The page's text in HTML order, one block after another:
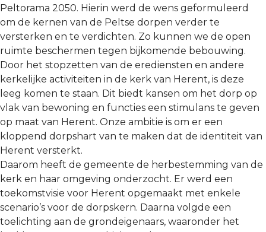
Peltorama 2050. Hierin werd de wens geformuleerd
om de kernen van de Peltse dorpen verder te
versterken en te verdichten. Zo kunnen we de open
ruimte beschermen tegen bijkomende bebouwing.
Door het stopzetten van de erediensten en andere
kerkelijke activiteiten in de kerk van Herent, is deze
leeg komen te staan. Dit biedt kansen om het dorp op
vlak van bewoning en functies een stimulans te geven
op maat van Herent. Onze ambitie is om er een
kloppend dorpshart van te maken dat de identiteit van
Herent versterkt.
Daarom heeft de gemeente de herbestemming van de
kerk en haar omgeving onderzocht. Er werd een
toekomstvisie voor Herent opgemaakt met enkele
scenario’s voor de dorpskern. Daarna volgde een
toelichting aan de grondeigenaars, waaronder het